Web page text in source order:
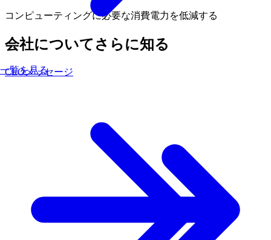
一覧を見る
コンピューティングに必要な消費電力を低減する
会社についてさらに知る
CEOメッセージ